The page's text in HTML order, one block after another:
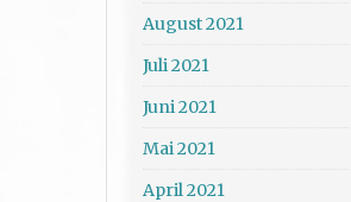
August 2021
Juli 2021
Juni 2021
Mai 2021
April 2021